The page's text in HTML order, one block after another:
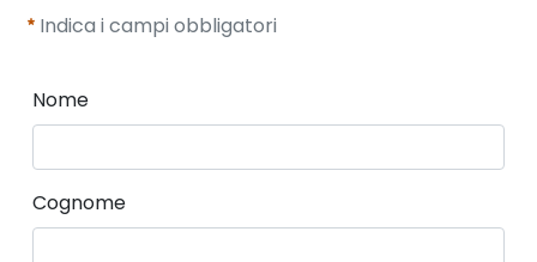
Indica i campi obbligatori
Nome
Cognome